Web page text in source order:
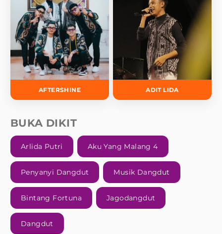
AFTERSHINE ADIT LIDA
BUKA DIKIT
Arlida Putri Aku Yang Malang 4
Penyanyi Dangdut Musik Dangdut
Bintang Fortuna Jagodangdut
Dangdut